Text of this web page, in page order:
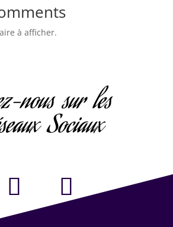
à afficher.
nous sur les
Sociaux